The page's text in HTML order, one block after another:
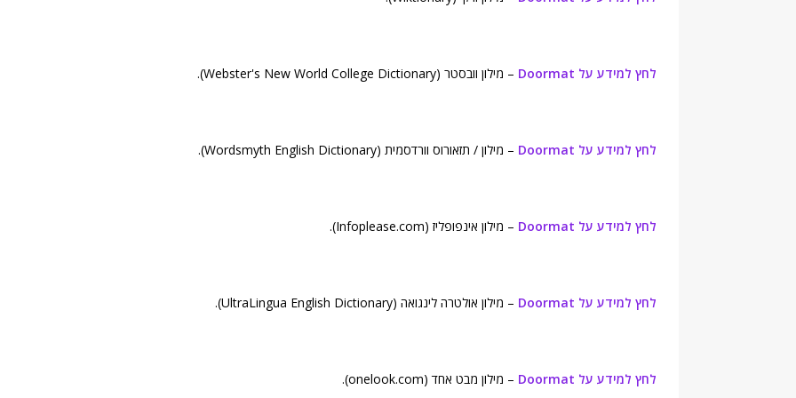
לחץ למידע על Doormat – מילון וובסטר (Webster's New World College Dictionary).
לחץ למידע על Doormat – מילון / תזאורוס וורדסמית (Wordsmyth English Dictionary).
לחץ למידע על Doormat – מילון אינפופליז (Infoplease.com).
לחץ למידע על Doormat – מילון אולטרה לינגואה (UltraLingua English Dictionary).
לחץ למידע על Doormat – מילון מבט אחד (onelook.com).